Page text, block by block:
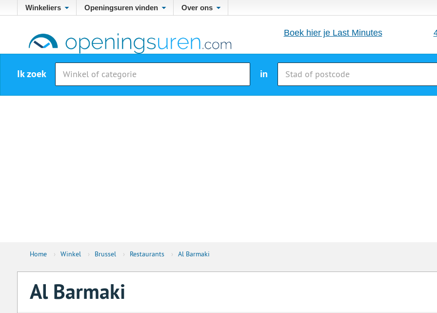
Winkeliers Openingsuren vinden Over ons
Boek hier je Last Minutes
Ik zoek in
Home › Winkel › Brussel › Restaurants › Al Barmaki
Al Barmaki